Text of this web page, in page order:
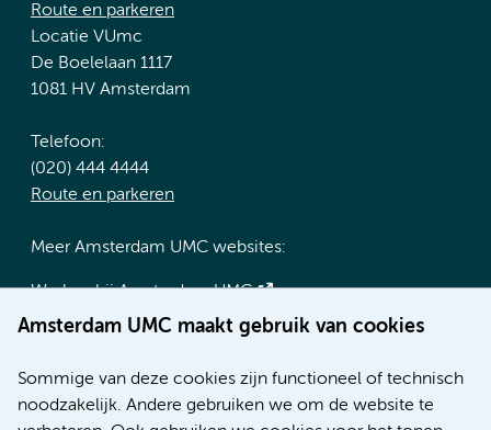
Amsterdam UMC maakt gebruik van cookies
Sommige van deze cookies zijn functioneel of technisch
noodzakelijk. Andere gebruiken we om de website te
Route en parkeren
Locatie VUmc
De Boelelaan 1117
1081 HV Amsterdam
Telefoon:
(020) 444 4444
Route en parkeren
Meer Amsterdam UMC websites:
Werken bij Amsterdam UMC
Over Amsterdam UMC
Research
Educatie locatie AMC
Educatie locatie VUmc